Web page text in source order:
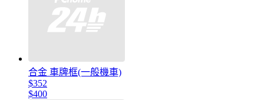
合金 車牌框(一般機車)
$352
$400